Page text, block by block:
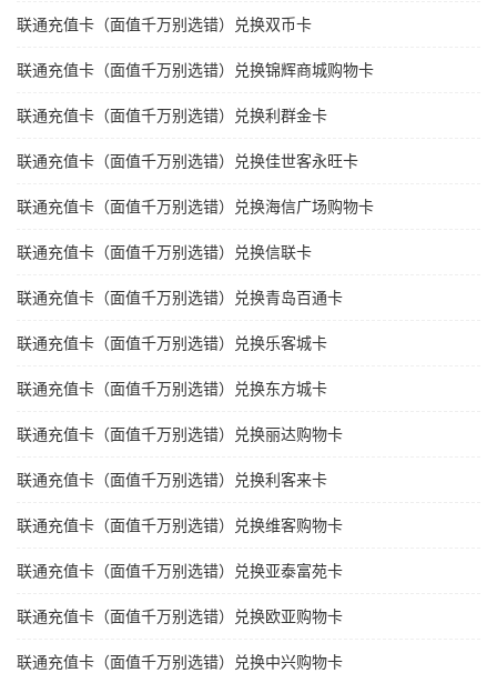
联通充值卡（面值千万别选错）兑换双币卡
联通充值卡（面值千万别选错）兑换锦辉商城购物卡
联通充值卡（面值千万别选错）兑换利群金卡
联通充值卡（面值千万别选错）兑换佳世客永旺卡
联通充值卡（面值千万别选错）兑换海信广场购物卡
联通充值卡（面值千万别选错）兑换信联卡
联通充值卡（面值千万别选错）兑换青岛百通卡
联通充值卡（面值千万别选错）兑换乐客城卡
联通充值卡（面值千万别选错）兑换东方城卡
联通充值卡（面值千万别选错）兑换丽达购物卡
联通充值卡（面值千万别选错）兑换利客来卡
联通充值卡（面值千万别选错）兑换维客购物卡
联通充值卡（面值千万别选错）兑换亚泰富苑卡
联通充值卡（面值千万别选错）兑换欧亚购物卡
联通充值卡（面值千万别选错）兑换中兴购物卡